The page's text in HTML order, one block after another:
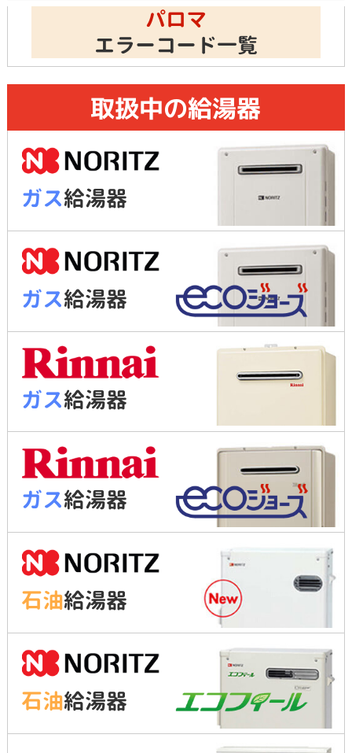
パロマ
エラーコード一覧
取扱中の給湯器
ガス給湯器
ガス給湯器
ガス給湯器
ガス給湯器
石油給湯器
石油給湯器